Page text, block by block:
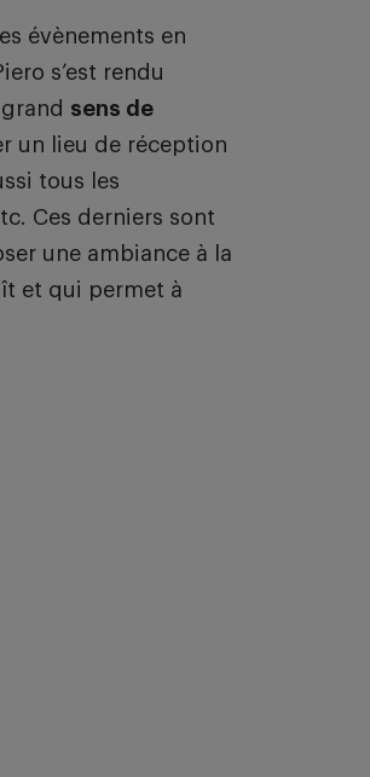
évènements en
s’est rendu
sens de
un lieu de réception
tous les
Ces derniers sont
une ambiance à la
et qui permet à